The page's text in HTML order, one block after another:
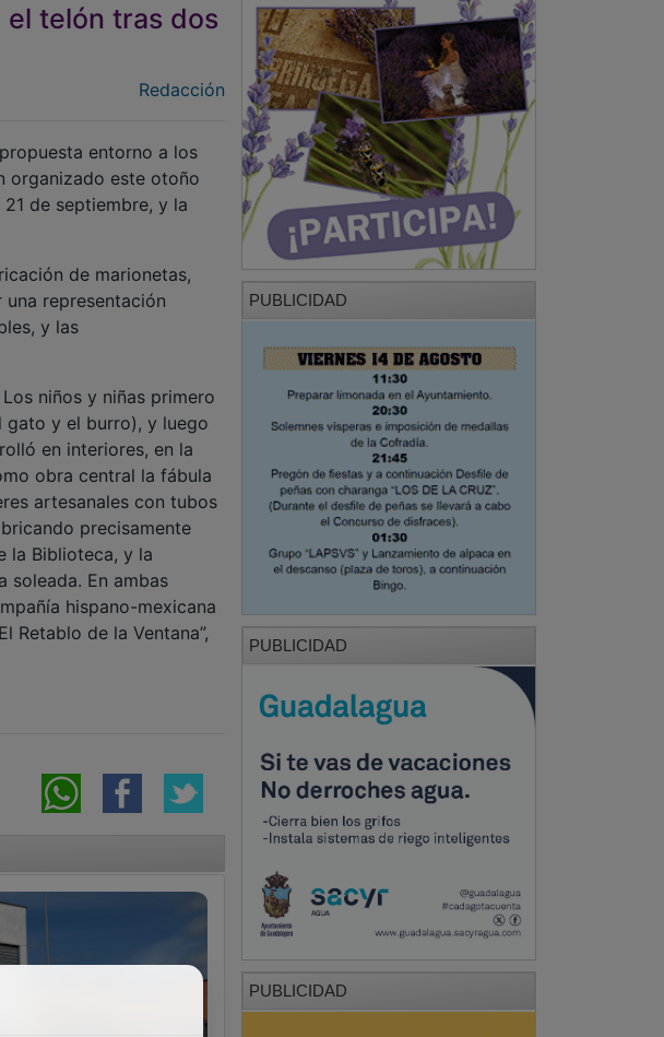
el telón tras dos
Redacción
entorno a los
organizado este otoño
de septiembre, y la
de marionetas,
representación
y las
niños y niñas primero
gato y el burro), y luego
en interiores, en la
obra central la fábula
artesanales con tubos
precisamente
la Biblioteca, y la
soleada. En ambas
hispano-mexicana
Retablo de la Ventana”,
PUBLICIDAD
PUBLICIDAD
PUBLICIDAD